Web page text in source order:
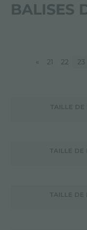
BALISES
«
21 22 23
TAILLE DE
TAILLE DE
TAILLE DE